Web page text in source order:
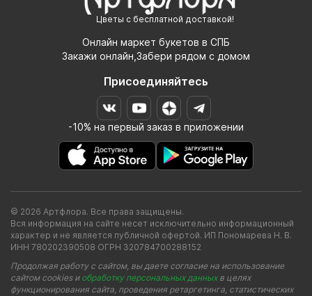
Цветы с бесплатной доставкой!
Онлайн маркет букетов в СПБ
Закажи онлайн,Забери рядом с домом
Присоединяйтесь
-10% на первый заказ в приложении
© 2026 Артфлора. Все права защищены.
Вся информация на сайте несет исключительно информационный
характер и не является публичной офертой. ИП Пономарева Н. В.
ИНН 780202390508 ОГРН 320784700288152
Продолжая работу с сайтом, вы даете согласие на использование
сайтом cookies и обработку персональных данныхв целях
функционирования сайта, проведения ретаргетинга, статистических